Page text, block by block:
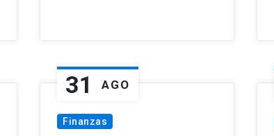
31 AGO
Finanzas